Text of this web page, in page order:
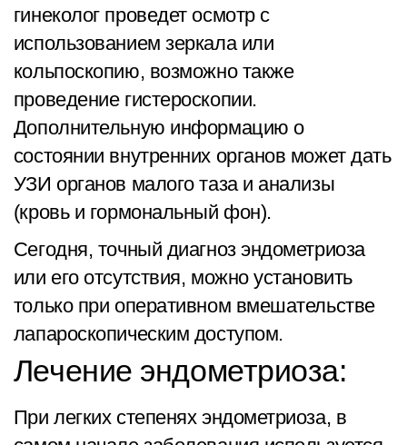
гинеколог проведет осмотр с
использованием зеркала или
кольпоскопию, возможно также
проведение гистероскопии.
Дополнительную информацию о
состоянии внутренних органов может дать
УЗИ органов малого таза и анализы
(кровь и гормональный фон).
Сегодня, точный диагноз эндометриоза
или его отсутствия, можно установить
только при оперативном вмешательстве
лапароскопическим доступом.
Лечение эндометриоза:
При легких степенях эндометриоза, в